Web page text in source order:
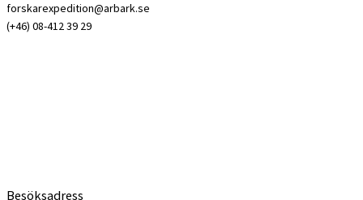
forskarexpedition@arbark.se
(+46) 08-412 39 29
Besöksadress